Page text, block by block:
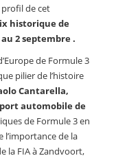
de cet
historique de
2 septembre .
de Formule 3
pilier de l’histoire
Cantarella,
automobile de
de Formule 3 en
de la
la FIA à Zandvoort,